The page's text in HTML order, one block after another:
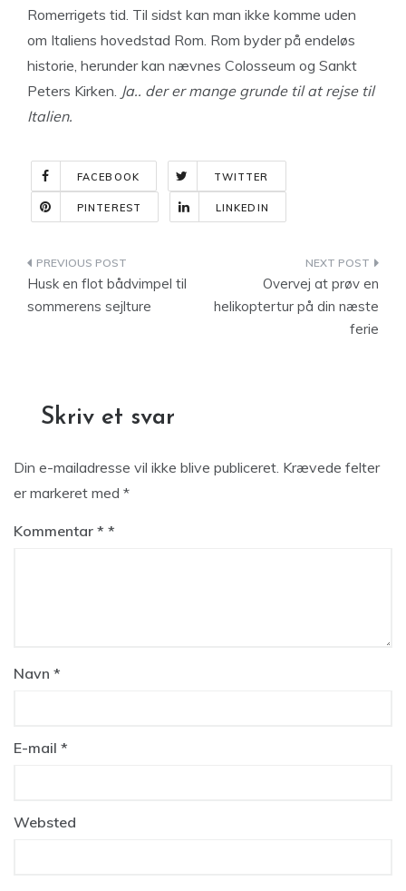
Romerrigets tid. Til sidst kan man ikke komme uden
om Italiens hovedstad Rom. Rom byder på endeløs
historie, herunder kan nævnes Colosseum og Sankt
Peters Kirken. Ja.. der er mange grunde til at rejse til
Italien.
FACEBOOK TWITTER
PINTEREST LINKEDIN
Indlægsnavigation
Husk en flot bådvimpel til
sommerens sejlture
Overvej at prøv en
helikoptertur på din næste
ferie
Skriv et svar
Din e-mailadresse vil ikke blive publiceret. Krævede felter
er markeret med *
Kommentar *
Navn *
E-mail *
Websted